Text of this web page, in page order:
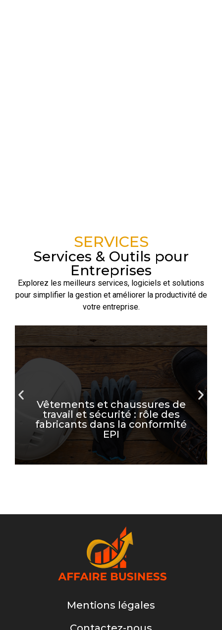
SERVICES
Services & Outils pour
Entreprises
Explorez les meilleurs services, logiciels et solutions
pour simplifier la gestion et améliorer la productivité de
votre entreprise.
Vêtements et chaussures de
travail et sécurité : rôle des
fabricants dans la conformité
EPI
La sécurité sur le lieu de travail repose autant
sur la responsabilité des employeurs que sur
la fiabilité des équipements....
Lire la suite
Mentions légales